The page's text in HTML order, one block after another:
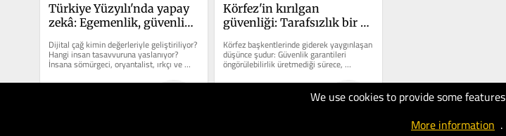
We use cookies to provide some
More information .
Türkiye Yüzyılı'nda yapay
zekâ: Egemenlik, güvenlik
Dijital çağ kimin değerleriyle geliştiriliyor?
Hangi insan tasavvuruna yaslanıyor?
İnsana sömürgeci, oryantalist, ırkçı ve
Körfez'in kırılgan
güvenliği: Tarafsızlık bir
Körfez başkentlerinde giderek yaygınlaşan
düşünce şudur: Güvenlik garantileri
öngörülebilirlik üretmediği sürece,
koruyucu bir...